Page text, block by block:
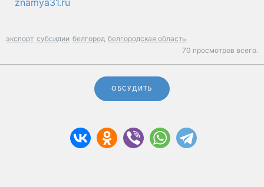
znamya31.ru
экспорт субсидии белгород белгородская область
70 просмотров всего.
ОБСУДИТЬ